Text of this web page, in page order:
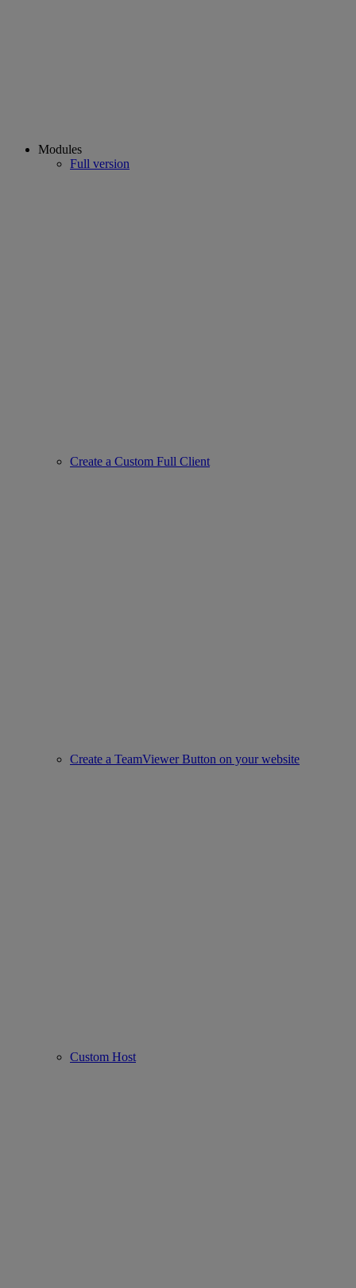
Modules
Full version
Create a Custom Full Client
Create a TeamViewer Button on your website
Custom Host